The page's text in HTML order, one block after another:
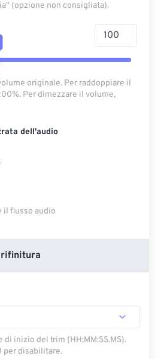
(opzione non consigliata).
originale. Per raddoppiare il
Per dimezzare il volume,
dell'audio
il flusso audio
rifinitura
inizio del trim (HH:MM:SS.MS).
per disabilitare.